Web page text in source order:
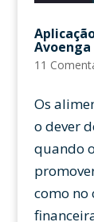
Avoenga
11
Os
o dever
quando
como no